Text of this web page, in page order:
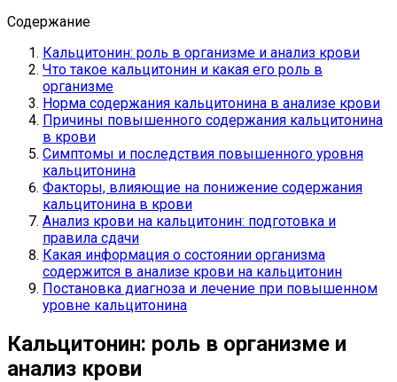
Содержание
Кальцитонин: роль в организме и анализ крови
Что такое кальцитонин и какая его роль в
организме
Норма содержания кальцитонина в анализе крови
Причины повышенного содержания кальцитонина
в крови
Симптомы и последствия повышенного уровня
кальцитонина
Факторы, влияющие на понижение содержания
кальцитонина в крови
Анализ крови на кальцитонин: подготовка и
правила сдачи
Какая информация о состоянии организма
содержится в анализе крови на кальцитонин
Постановка диагноза и лечение при повышенном
уровне кальцитонина
Кальцитонин: роль в организме и
анализ крови